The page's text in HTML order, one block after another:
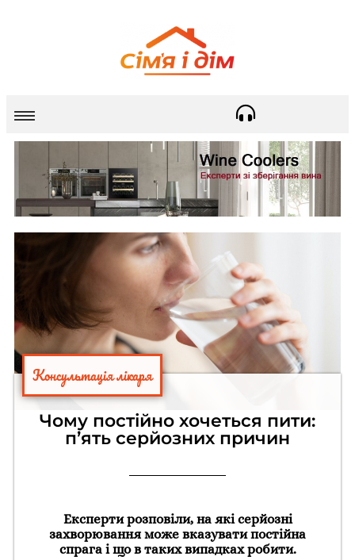
Консультація лікаря
Чому постійно хочеться пити:
п’ять серйозних причин
Експерти розповіли, на які серйозні
захворювання може вказувати постійна
спрага і що в таких випадках робити.